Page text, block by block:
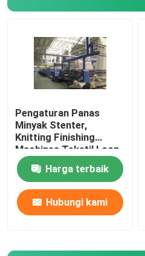
Pengaturan Panas
Minyak Stenter,
Knitting Finishing
Machines Tekstil Loop
Moisture Controlled
Harga terbaik
Hubungi kami